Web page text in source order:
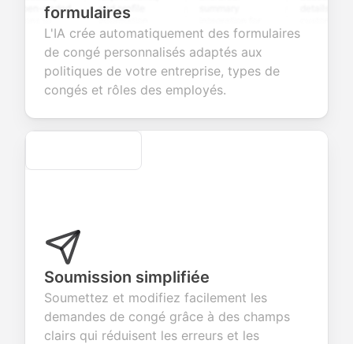
ended
or
and profile
information
fields for
seamless
account
creation.
smooth e-
commerce
transactions.
screening
candidate
formulaires
L'IA crée automatiquement des formulaires
de congé personnalisés adaptés aux
politiques de votre entreprise, types de
congés et rôles des employés.
Secure
Soumission simplifiée
Soumettez et modifiez facilement les
demandes de congé grâce à des champs
clairs qui réduisent les erreurs et les